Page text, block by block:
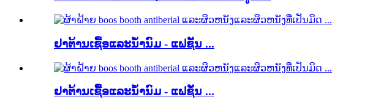
ຢາຕ້ານເຊື້ອແລະນ້ໍານົມ - ແຟຊັ່ນ ...
ຢາຕ້ານເຊື້ອແລະນ້ໍານົມ - ແຟຊັ່ນ ...